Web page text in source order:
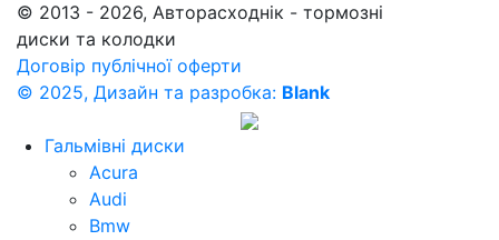
© 2013 - 2026, Авторасходнік - тормозні
диски та колодки
Договір публічної оферти
© 2025, Дизайн та разробка: Blank
Гальмівні диски
Acura
Audi
Bmw